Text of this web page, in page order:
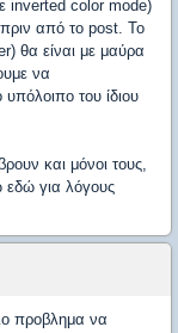
inverted color mode)
από το post. Το
θα είναι με μαύρα
να
του ίδιου
και μόνοι τους,
για λόγους
προβλημα να